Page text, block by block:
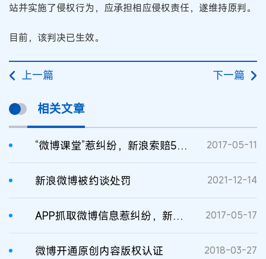
站并实施了侵权行为，应承担相应侵权责任，遂维持原判。
目前，该判决已生效。
上一篇 下一篇
相关文章
“微博课堂”惹纠纷，新浪索赔500万 2017-05-11
新浪微博被约谈处罚 2021-12-14
APP抓取微博信息惹纠纷，新浪微博诉超级星饭团索赔200万 2017-05-17
微博开通原创内容版权认证 2018-03-27